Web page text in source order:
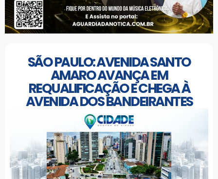
SÃO PAULO: AVENIDA SANTO
AMARO AVANÇA EM
REQUALIFICAÇÃO E CHEGA À
AVENIDA DOS BANDEIRANTES